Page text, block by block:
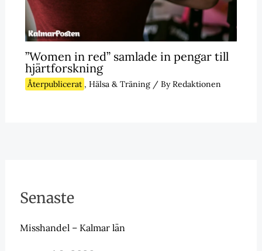
”Women in red” samlade in pengar till
hjärtforskning
Återpublicerat , Hälsa & Träning/ ByRedaktionen
Senaste
Misshandel – Kalmar län